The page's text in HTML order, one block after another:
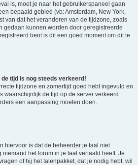
is, moet je naar het gebruikerspaneel gaan
bepaald gebied (vb: Amsterdam, New York,
van dat het veranderen van de tijdzone, zoals
gedaan kunnen worden door geregistreerde
bent is dit een goed moment om dit te
de tijd is nog steeds verkeerd!
tijdzone en zomertijd goed hebt ingevuld en
waarschijnlijk de tijd op de server verkeerd
een aanpassing moeten doen.
hiervoor is dat de beheerder je taal niet
het forum in je taal vertaald heeft. Je
of hij het talenpakket, dat je nodig hebt, wil